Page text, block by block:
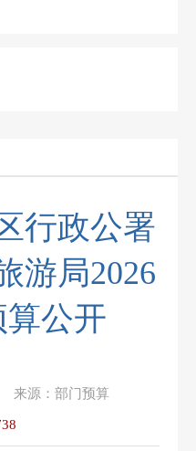
行政公署
游局2026
公开
来源： 部门预算